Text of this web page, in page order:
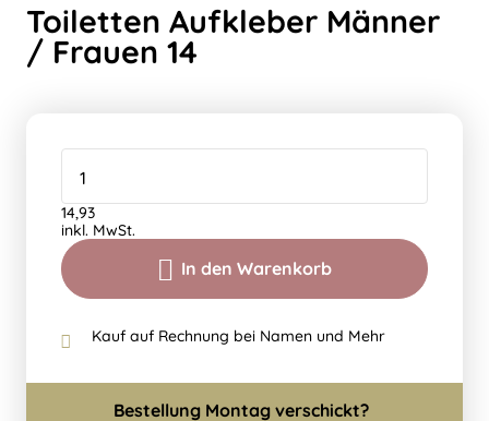
Toiletten Aufkleber Männer
/ Frauen 14
In den Warenkorb
14,93
inkl. MwSt.
Kauf auf Rechnung bei Namen und Mehr
Bestellung Montag verschickt?